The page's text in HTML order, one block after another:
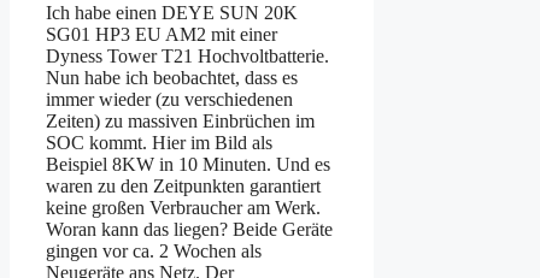
Ich habe einen DEYE SUN 20K
SG01 HP3 EU AM2 mit einer
Dyness Tower T21 Hochvoltbatterie.
Nun habe ich beobachtet, dass es
immer wieder (zu verschiedenen
Zeiten) zu massiven Einbrüchen im
SOC kommt. Hier im Bild als
Beispiel 8KW in 10 Minuten. Und es
waren zu den Zeitpunkten garantiert
keine großen Verbraucher am Werk.
Woran kann das liegen? Beide Geräte
gingen vor ca. 2 Wochen als
Neugeräte ans Netz. Der